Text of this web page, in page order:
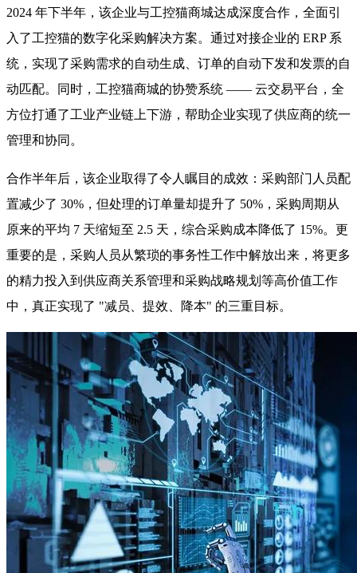
2024 年下半年，该企业与工控猫商城达成深度合作，全面引
入了工控猫的数字化采购解决方案。通过对接企业的 ERP 系
统，实现了采购需求的自动生成、订单的自动下发和发票的自
动匹配。同时，工控猫商城的协赞系统 —— 云交易平台，全
方位打通了工业产业链上下游，帮助企业实现了供应商的统一
管理和协同。
合作半年后，该企业取得了令人瞩目的成效：采购部门人员配
置减少了 30%，但处理的订单量却提升了 50%，采购周期从
原来的平均 7 天缩短至 2.5 天，综合采购成本降低了 15%。更
重要的是，采购人员从繁琐的事务性工作中解放出来，将更多
的精力投入到供应商关系管理和采购战略规划等高价值工作
中，真正实现了 "减员、提效、降本" 的三重目标。